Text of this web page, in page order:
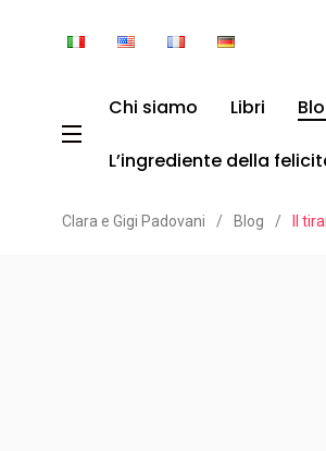
Chi siamo Libri
L’ingrediente della
Clara e Gigi Padovani / Blog / Il